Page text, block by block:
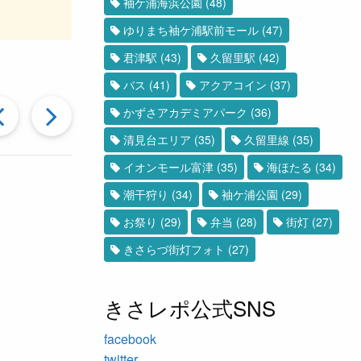
過
去 の
ゆりまち袖ケ浦駅前モール(47)
君津駅 (43) 久留里駅 (42)
バス (41) アクアコイン (37)
かずさアカデミアパーク (36)
清見台エリア (35) 久留里線 (35)
イオンモール富津(35) 海ほたる (34)
潮干狩り (34) 袖ケ浦公園 (29)
お祭り (29) 弁当 (28) 街灯(27)
きさらづ街灯フォト (27)
きさレポ公式SNS
facebook